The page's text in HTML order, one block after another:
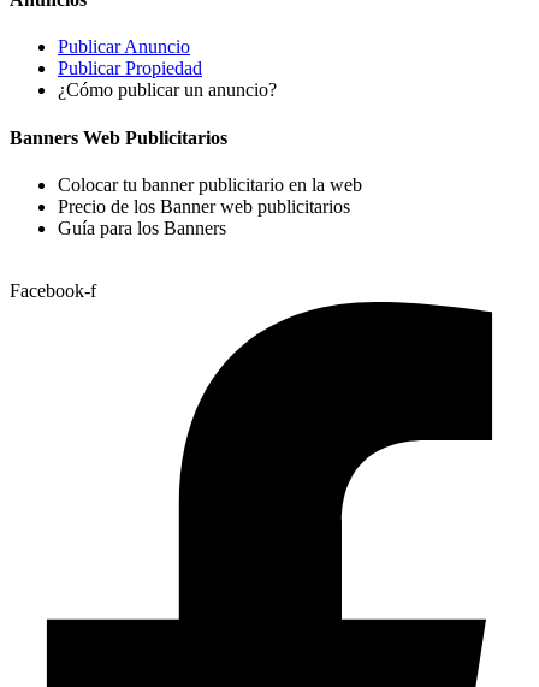
Publicar Anuncio
Publicar Propiedad
¿Cómo publicar un anuncio?
Banners Web Publicitarios
Colocar tu banner publicitario en la web
Precio de los Banner web publicitarios
Guía para los Banners
Facebook-f